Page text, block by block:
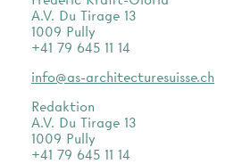
A.V. Du Tirage 13
1009 Pully
+41 79 645 11 14
info@as-architecturesuisse.ch
Redaktion
A.V. Du Tirage 13
1009 Pully
+41 79 645 11 14